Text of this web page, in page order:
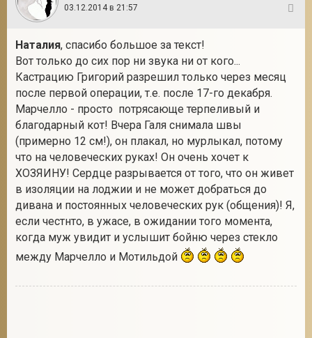
03.12.2014 в 21:57
Наталия, спасибо большое за текст!
Вот только до сих пор ни звука ни от кого...
Кастрацию Григорий разрешил только через месяц
после первой операции, т.е. после 17-го декабря.
Марчелло - просто потрясающе терпеливый и
благодарный кот! Вчера Галя снимала швы
(примерно 12 см!), он плакал, но мурлыкал, потому
что на человеческих руках! Он очень хочет к
ХОЗЯИНУ! Сердце разрывается от того, что он живет
в изоляции на лоджии и не может добраться до
дивана и постоянных человеческих рук (общения)! Я,
если честнто, в ужасе, в ожидании того момента,
когда муж увидит и услышит бойню через стекло
между Марчелло и Мотильдой